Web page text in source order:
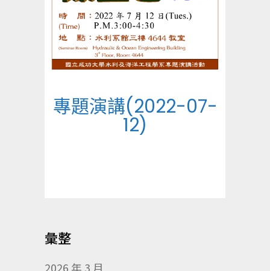
專題演講(2022-07-
12)
彙整
2026 年 3 月